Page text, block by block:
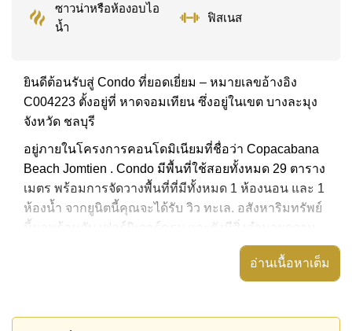
ซาวน่าหรือห้องอบไอ
น้ำ
ฟิสเนส
ยินดีต้อนรับสู่ Condo ที่ยอดเยี่ยม – หมายเลขอ้างอิง
C004223 ตั้งอยู่ที่ หาดจอมเทียน ซึ่งอยู่ในเขต บางละมุง
จังหวัด ชลบุรี
อยู่ภายในโครงการคอนโดมิเนียมที่ชื่อว่า Copacabana
Beach Jomtien . Condo มีพื้นที่ใช้สอยทั้งหมด 29 ตาราง
เมตร พร้อมการจัดวางพื้นที่ที่มีทั้งหมด 1 ห้องนอน และ 1
ห้องน้ำ จากยูนิตนี้คุณจะได้รับ วิว ทะเล. อสังหาริมทรัพย์
นี้มาพร้อมกับ เฟอร์นิเจอร์ครบ และยังมีสิ่งอำนวยความ
สะดวก ได้แก่ มีระเบียง, เครื่องปรับอากาศครบ,
อสังหาริมทรัพย์นี้สามารถใช้ สระว่ายน้ำ ดาดฟ้า ได้
ส่วนกลาง ได้แก่ จุดชาร์จ EV, ฟิสเนส, สกายเทอร์เรซ,
อ่านเนื้อหาเต็ม